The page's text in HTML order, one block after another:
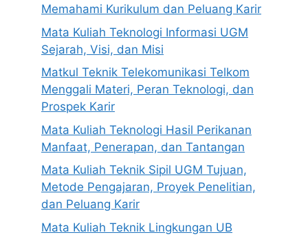
Memahami Kurikulum dan Peluang Karir
Mata Kuliah Teknologi Informasi UGM
Sejarah, Visi, dan Misi
Matkul Teknik Telekomunikasi Telkom
Menggali Materi, Peran Teknologi, dan
Prospek Karir
Mata Kuliah Teknologi Hasil Perikanan
Manfaat, Penerapan, dan Tantangan
Mata Kuliah Teknik Sipil UGM Tujuan,
Metode Pengajaran, Proyek Penelitian,
dan Peluang Karir
Mata Kuliah Teknik Lingkungan UB